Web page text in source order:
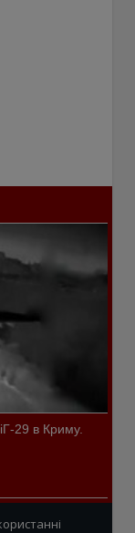
29 в Криму.